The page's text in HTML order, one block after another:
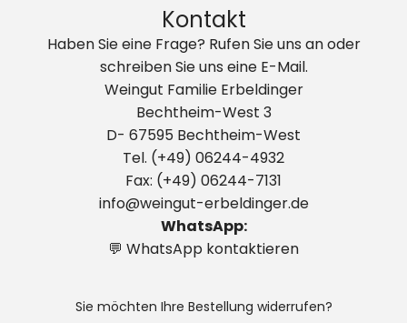
Kontakt
Haben Sie eine Frage? Rufen Sie uns an oder
schreiben Sie uns eine E-Mail.
Weingut Familie Erbeldinger
Bechtheim-West 3
D- 67595 Bechtheim-West
Tel. (+49) 06244-4932
Fax: (+49) 06244-7131
info@weingut-erbeldinger.de
WhatsApp:
💬 WhatsApp kontaktieren
Sie möchten Ihre Bestellung widerrufen?